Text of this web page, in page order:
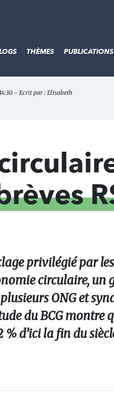
THÈMES PUBLICATIONS
- Ecrit par : Elisabeth
privilégié par
circulaire, un
ONG et
du BCG montre
d’ici la fin du